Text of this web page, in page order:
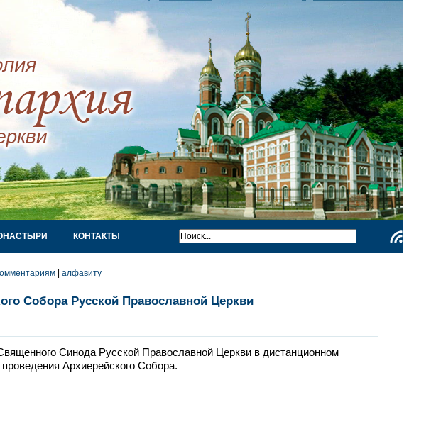
КОНТАКТЫ
алфавиту
Собора Русской Православной Церкви
Синода Русской Православной Церкви в дистанционном
Архиерейского Собора.